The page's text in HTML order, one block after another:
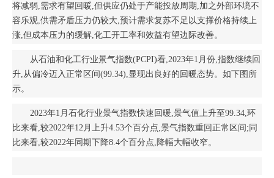
将减弱,需求有望回暖,但供应仍处于产能投放周期,加之外部环境不
容乐观,供需矛盾压力仍较大,预计需求复苏不足以支撑价格持续上
涨,但成本压力的缓解,化工开工率和效益有望边际改善。
从石油和化工行业景气指数(PCPI)看,2023年1月份,指数继续回
升,从偏冷迈入正常区间(99.34),显现出良好的回暖态势。如下图所
示。
2023年1月石化行业景气指数快速回暖,景气值上升至99.34,环
比来看,较2022年12月上升4.53个百分点,景气指数重回正常区间;同
比来看,较2022年同期下降8.4个百分点,降幅大幅收窄。